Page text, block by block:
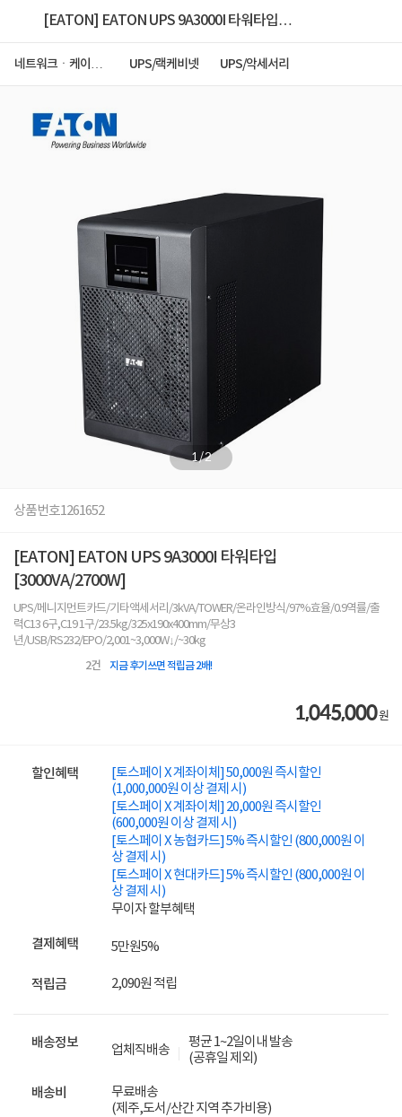
[EATON] EATON UPS 9A3000I 타워타입
네트워크ㆍ케이블
UPS/랙케비넷 UPS/악세서리
1/2
상품번호1261652
[EATON] EATON UPS 9A3000I 타워타입
[3000VA/2700W]
UPS/메니지먼트카드/기타액세서리/3kVA/TOWER/온라인방식/97%효율/0.9역률/출
력C13 6구,C19 1구/23.5kg/325x190x400mm/무상3
년/USB/RS232/EPO/2,001~3,000W↓/~30kg
2건 지금 후기쓰면 적립금 2배!
1,045,000원
할인혜택
[토스페이 X 계좌이체] 50,000원 즉시할인
(1,000,000원 이상 결제 시)
[토스페이 X 계좌이체] 20,000원 즉시할인
(600,000원 이상 결제 시)
[토스페이 X 농협카드] 5% 즉시할인 (800,000원 이
상 결제 시)
[토스페이 X 현대카드] 5% 즉시할인 (800,000원 이
상 결제 시)
무이자 할부혜택
결제혜택 5만원5%
적립금 2,090원 적립
배송정보 업체직배송
평균 1~2일이내 발송
(공휴일 제외)
배송비
무료배송
(제주,도서/산간 지역 추가비용)